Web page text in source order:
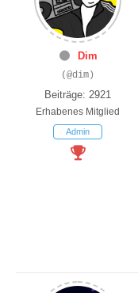
Dim
(@dim)
Beiträge: 2921
Erhabenes Mitglied
Admin